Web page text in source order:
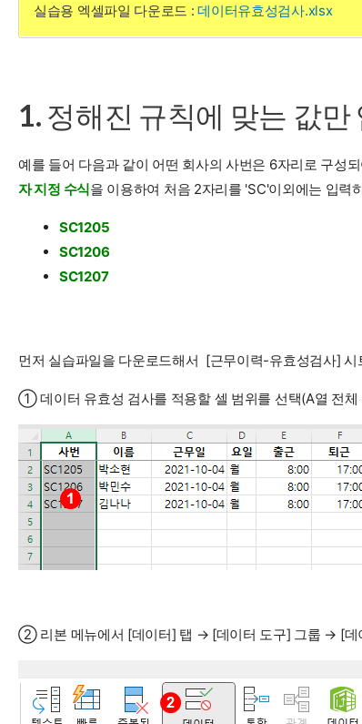
실습용 엑셀파일 다운로드 :데이터유효성검사.xlsx
1. 정해진 규칙에 맞는 값만
예를 들어 다음과 같이 어떤 회사의 사번은 6자리로 구성
자 지정 수식을 이용하여 처음 2자리를 'SC'이외에는 입력
SC1205
SC1206
SC1207
먼저 실습파일을 다운로드해서 [근무이력-유효성검사] 시
① 데이터 유효성 검사를 적용할 셀 범위를 선택(A열 전체
② 리본 메뉴에서 [데이터] 탭 → [데이터 도구] 그룹 → [데